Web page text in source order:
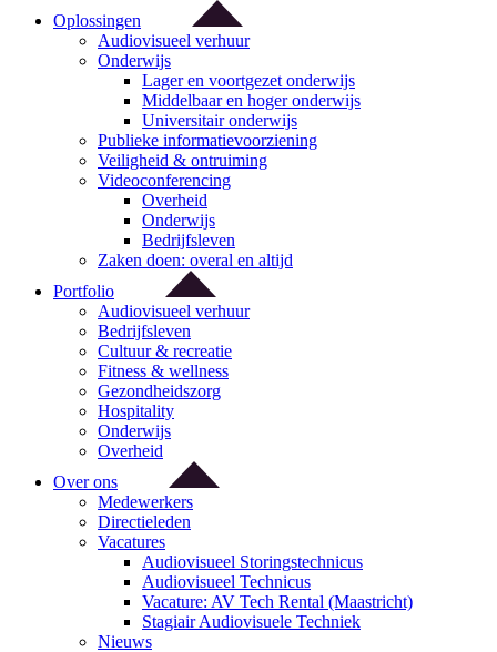
Oplossingen
Audiovisueel verhuur
Onderwijs
Lager en voortgezet onderwijs
Middelbaar en hoger onderwijs
Universitair onderwijs
Publieke informatievoorziening
Veiligheid & ontruiming
Videoconferencing
Overheid
Onderwijs
Bedrijfsleven
Zaken doen: overal en altijd
Portfolio
Audiovisueel verhuur
Bedrijfsleven
Cultuur & recreatie
Fitness & wellness
Gezondheidszorg
Hospitality
Onderwijs
Overheid
Over ons
Medewerkers
Directieleden
Vacatures
Audiovisueel Storingstechnicus
Audiovisueel Technicus
Vacature: AV Tech Rental (Maastricht)
Stagiair Audiovisuele Techniek
Nieuws